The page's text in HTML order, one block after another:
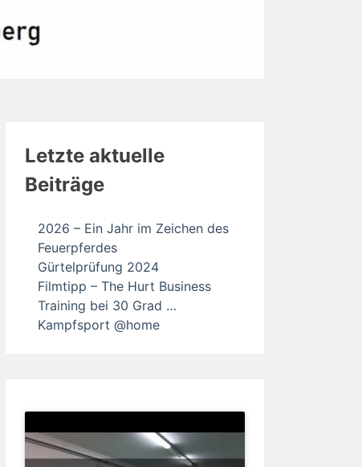
Letzte aktuelle
Beiträge
2026 – Ein Jahr im Zeichen des
Feuerpferdes
Gürtelprüfung 2024
Filmtipp – The Hurt Business
Training bei 30 Grad …
Kampfsport @home